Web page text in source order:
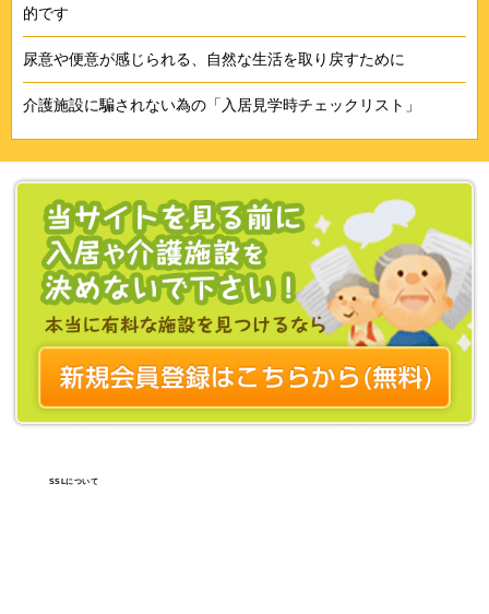
的です
尿意や便意が感じられる、自然な生活を取り戻すために
介護施設に騙されない為の「入居見学時チェックリスト」
SSLについて